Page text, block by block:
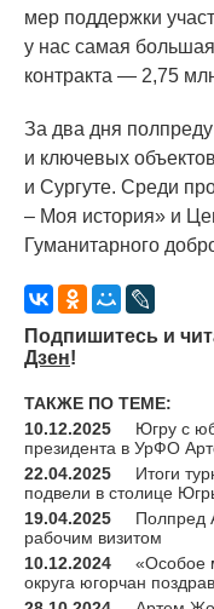
мер поддержки
у нас самая
контракта — 2,75
За два дня
и ключевых
и Сургуте. Среди
– Моя история» и
Гуманитарного
Подпишитесь и
Дзен!
ТАКЖЕ ПО ТЕМЕ:
10.12.2025
Югру с
президента в УрФО
22.04.2025
Итоги
подвели в столице
19.04.2025
Полпред
рабочим визитом
10.12.2024
«Особое
округа югорчан